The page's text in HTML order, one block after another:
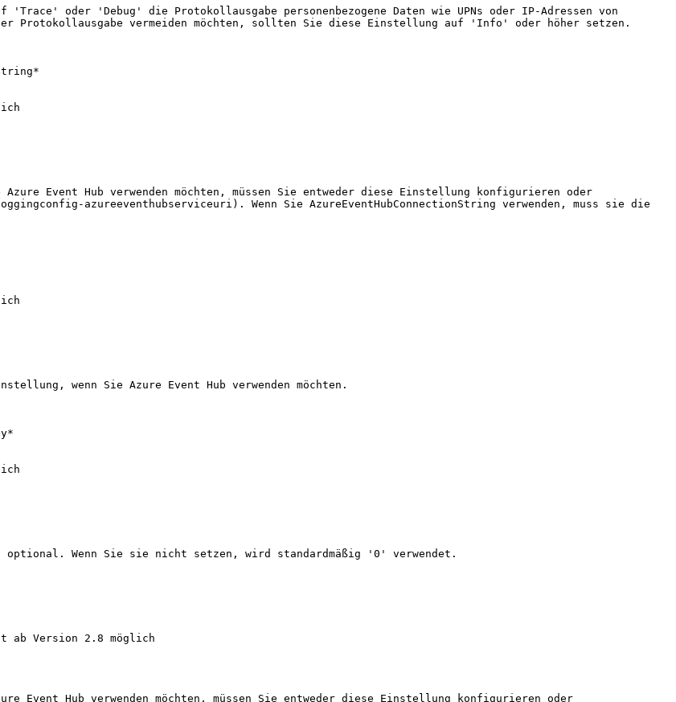
oder 'Debug' die Protokollausgabe personenbezogene Daten wie UPNs oder IP-Adressen von
der Protokollausgabe vermeiden möchten, sollten Sie diese Einstellung auf 'Info' oder höher setzen.
Event Hub verwenden möchten, müssen Sie entweder diese Einstellung konfigurieren oder
azureeventhubserviceuri). Wenn Sie AzureEventHubConnectionString verwenden, muss sie die
wenn Sie Azure Event Hub verwenden möchten.
Wenn Sie sie nicht setzen, wird standardmäßig '0' verwendet.
ab Version 2.8 möglich
Event Hub verwenden möchten, müssen Sie entweder diese Einstellung konfigurieren oder